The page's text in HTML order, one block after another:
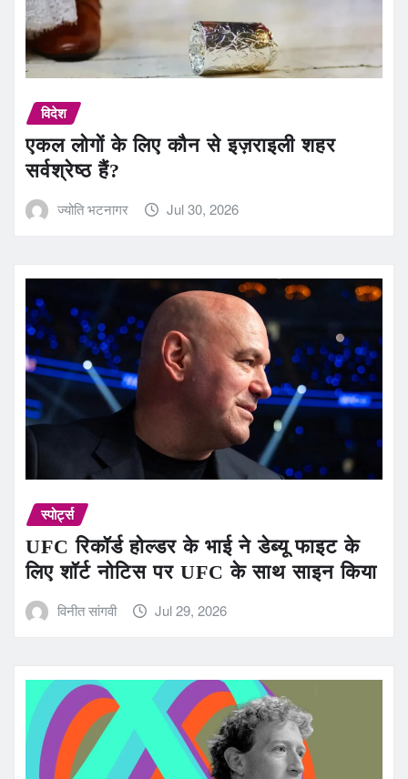
विदेश
एकल लोगों के लिए कौन से इज़राइली शहर
सर्वश्रेष्ठ हैं?
ज्योति भटनागर Jul 30, 2026
स्पोर्ट्स
UFC रिकॉर्ड होल्डर के भाई ने डेब्यू फाइट के
लिए शॉर्ट नोटिस पर UFC के साथ साइन किया
विनीत सांगवी Jul 29, 2026